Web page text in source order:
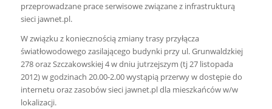
przeprowadzane prace serwisowe związane z infrastrukturą
sieci jawnet.pl.
W związku z koniecznością zmiany trasy przyłącza
światłowodowego zasilającego budynki przy ul. Grunwaldzkiej
278 oraz Szczakowskiej 4 w dniu jutrzejszym (tj 27 listopada
2012) w godzinach 20.00-2.00 wystąpią przerwy w dostępie do
internetu oraz zasobów sieci jawnet.pl dla mieszkańców w/w
lokalizacji.